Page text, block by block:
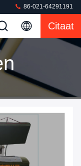
86-021-64291191
Citaat